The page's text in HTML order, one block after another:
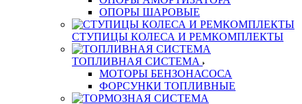
ОПОРЫ ШАРОВЫЕ
СТУПИЦЫ КОЛЕСА И РЕМКОМПЛЕКТЫ
ТОПЛИВНАЯ СИСТЕМА
МОТОРЫ БЕНЗОНАСОСА
ФОРСУНКИ ТОПЛИВНЫЕ